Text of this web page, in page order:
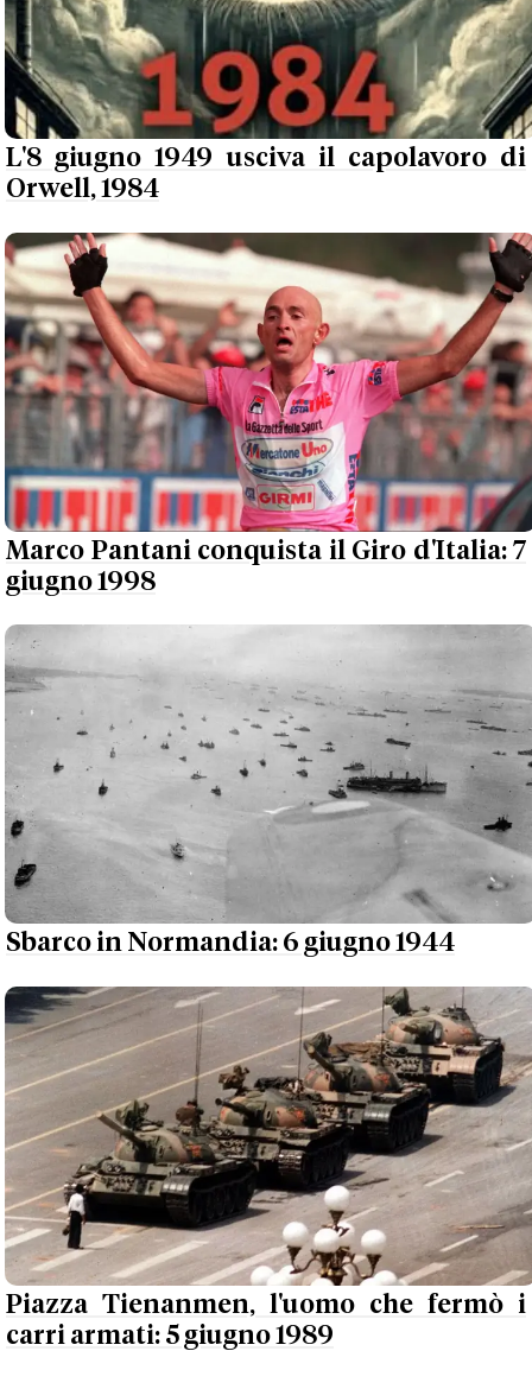
L'8 giugno 1949 usciva il capolavoro di
Orwell, 1984
Marco Pantani conquista il Giro d'Italia: 7
giugno 1998
Sbarco in Normandia: 6 giugno 1944
Piazza Tienanmen, l'uomo che fermò i
carri armati: 5 giugno 1989